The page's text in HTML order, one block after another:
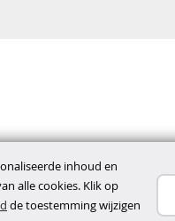
inhoud en
alle cookies. Klik op
de toestemming wijzigen